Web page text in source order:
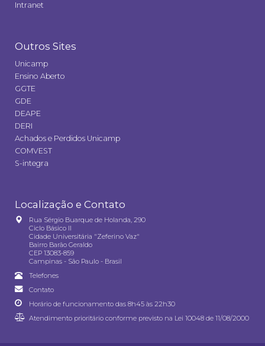
Intranet
Outros Sites
Unicamp
Ensino Aberto
GGTE
GDE
DEAPE
DERI
Achados e Perdidos Unicamp
COMVEST
S-integra
Localização e Contato
Rua Sérgio Buarque de Holanda, 290
Ciclo Básico II
Cidade Universitária "Zeferino Vaz"
Bairro Barão Geraldo
CEP 13083-859
Campinas - São Paulo - Brasil
Telefones
Contato
Horário de funcionamento das 8h45 às 22h30
Atendimento prioritário conforme previsto na Lei 10048 de 11/08/2000